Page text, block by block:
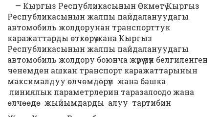
— Кыргыз Республикасынын Өкмөтү Кыргыз
Республикасынын жалпы пайдалануудагы
автомобиль жолдорунан транспорттук
каражаттарды өткөрүү жана Кыргыз
Республикасынын жалпы пайдалануудагы
автомобиль жолдору боюнча жүрүү үчүн белгиленген
ченемден ашкан транспорт каражаттарынын
максималдуу өлчөмдөрүн жана башка
линиялык параметрлерин таразалоодо жана
өлчөөдө жыйымдарды алуу тартибин